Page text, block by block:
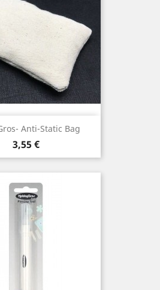
Anti-Static Bag
Prix
3,55 €